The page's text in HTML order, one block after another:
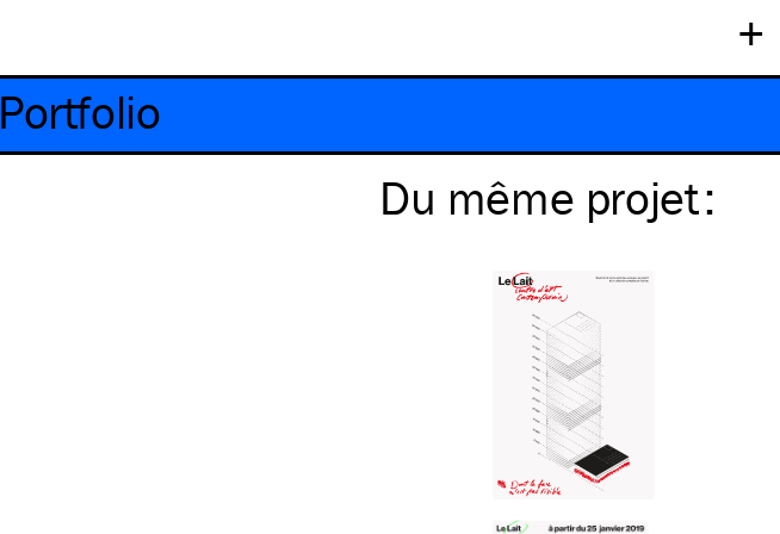
+
Portfolio
Du même projet: